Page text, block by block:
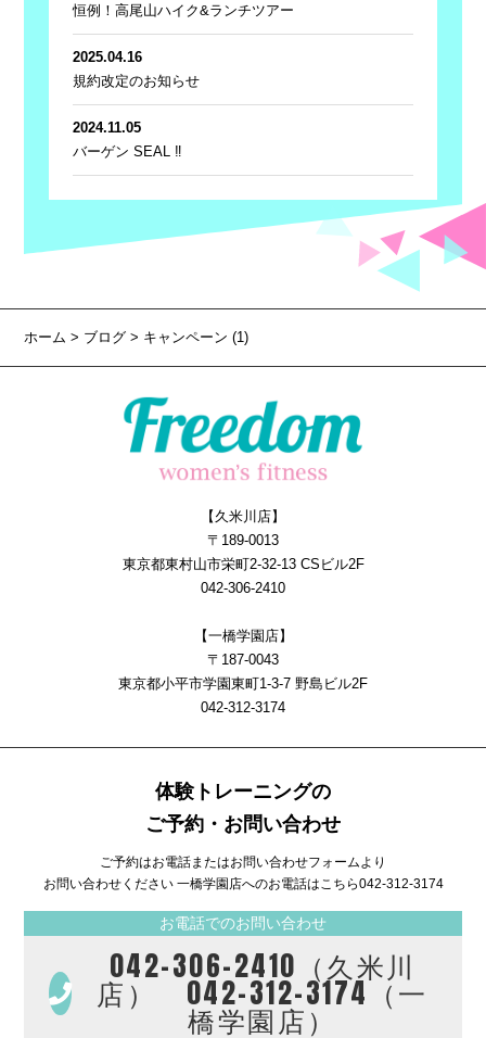
恒例！高尾山ハイク&ランチツアー
2025.04.16
規約改定のお知らせ
2024.11.05
バーゲン SEAL ‼
ホーム> ブログ > キャンペーン (1)
【久米川店】
〒189-0013
東京都東村山市栄町2-32-13 CSビル2F
042-306-2410
【一橋学園店】
〒187-0043
東京都小平市学園東町1-3-7 野島ビル2F
042-312-3174
体験トレーニングの
ご予約・お問い合わせ
ご予約はお電話またはお問い合わせフォームより
お問い合わせください 一橋学園店へのお電話はこちら042-312-3174
お電話でのお問い合わせ
042-306-2410（久米川
店） 042-312-3174（一
橋学園店）